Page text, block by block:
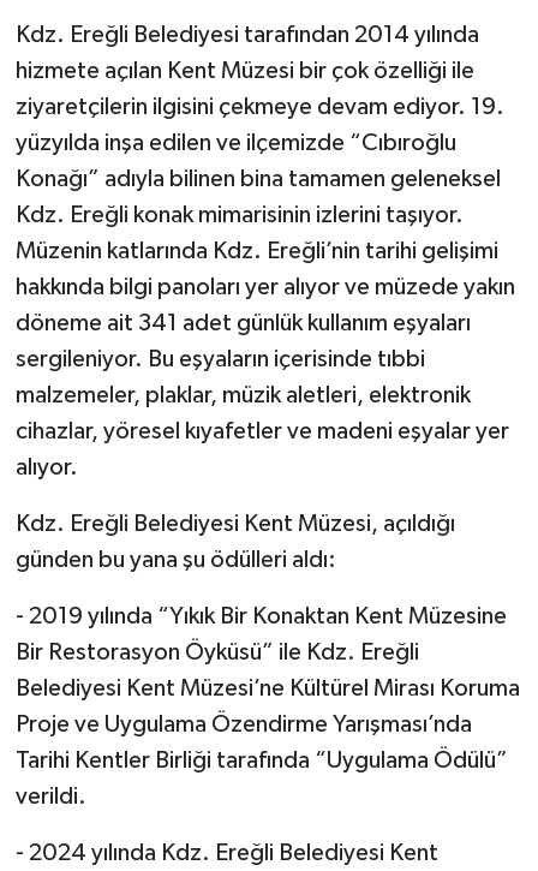
Kdz. Ereğli Belediyesi tarafından 2014 yılında
hizmete açılan Kent Müzesi bir çok özelliği ile
ziyaretçilerin ilgisini çekmeye devam ediyor. 19.
yüzyılda inşa edilen ve ilçemizde “Cıbıroğlu
Konağı” adıyla bilinen bina tamamen geleneksel
Kdz. Ereğli konak mimarisinin izlerini taşıyor.
Müzenin katlarında Kdz. Ereğli’nin tarihi gelişimi
hakkında bilgi panoları yer alıyor ve müzede yakın
döneme ait 341 adet günlük kullanım eşyaları
sergileniyor. Bu eşyaların içerisinde tıbbi
malzemeler, plaklar, müzik aletleri, elektronik
cihazlar, yöresel kıyafetler ve madeni eşyalar yer
alıyor.
Kdz. Ereğli Belediyesi Kent Müzesi, açıldığı
günden bu yana şu ödülleri aldı:
- 2019 yılında “Yıkık Bir Konaktan Kent Müzesine
Bir Restorasyon Öyküsü” ile Kdz. Ereğli
Belediyesi Kent Müzesi’ne Kültürel Mirası Koruma
Proje ve Uygulama Özendirme Yarışması’nda
Tarihi Kentler Birliği tarafında “Uygulama Ödülü”
verildi.
- 2024 yılında Kdz. Ereğli Belediyesi Kent